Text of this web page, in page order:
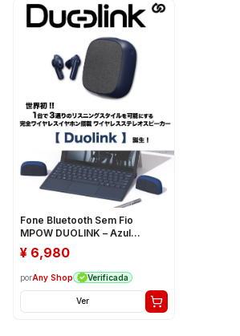
Fone Bluetooth Sem Fio
MPOW DUOLINK – Azul
Marinho
¥ 6,980
porAny Shop Verificada
Ver